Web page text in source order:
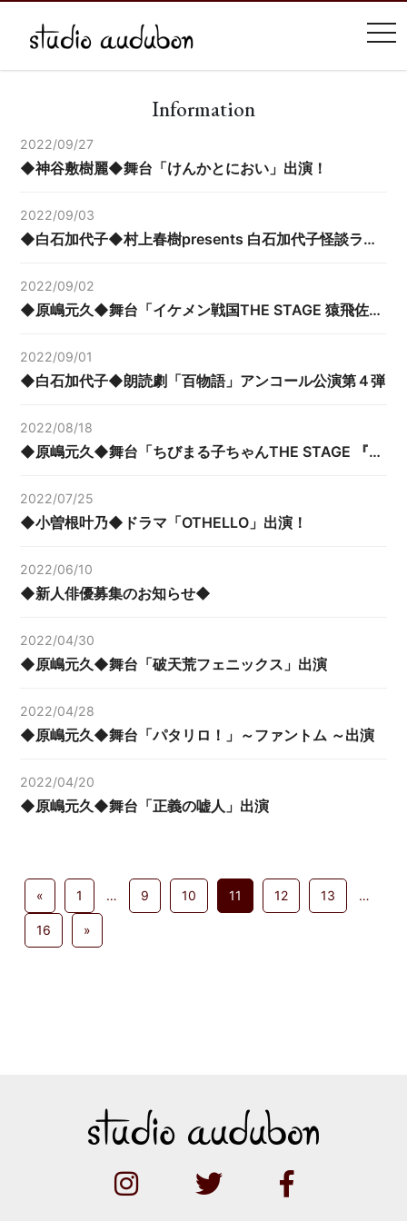
Information
2022/09/27
◆神谷敷樹麗◆舞台「けんかとにおい」出演！
2022/09/03
◆白石加代子◆村上春樹presents 白石加代子怪談ライブ「雨月物語」
2022/09/02
◆原嶋元久◆舞台「イケメン戦国THE STAGE 猿飛佐助編」出演！
2022/09/01
◆白石加代子◆朗読劇「百物語」アンコール公演第４弾
2022/08/18
◆原嶋元久◆舞台「ちびまる子ちゃんTHE STAGE 『はいすくーるでいず』」出演！
2022/07/25
◆小曽根叶乃◆ドラマ「OTHELLO」出演！
2022/06/10
◆新人俳優募集のお知らせ◆
2022/04/30
◆原嶋元久◆舞台「破天荒フェニックス」出演
2022/04/28
◆原嶋元久◆舞台「パタリロ！」～ファントム ～出演
2022/04/20
◆原嶋元久◆舞台「正義の嘘人」出演
« 1 … 9 10 11 12 13 …
16 »